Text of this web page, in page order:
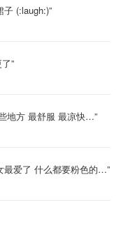
子 (:laugh:)”
”
地方 最舒服 最凉快…”
最爱了 什么都要粉色的…”